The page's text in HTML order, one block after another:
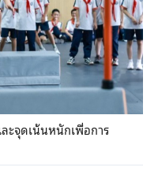
ะจุดเน้นหนักเพื่อการ